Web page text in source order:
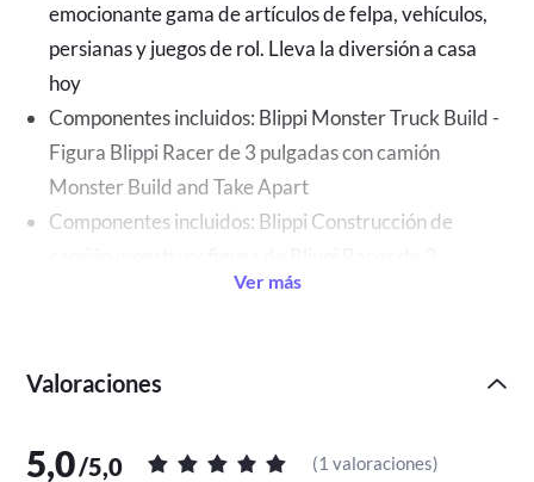
emocionante gama de artículos de felpa, vehículos,
persianas y juegos de rol. Lleva la diversión a casa
hoy
Componentes incluidos: Blippi Monster Truck Build -
Figura Blippi Racer de 3 pulgadas con camión
Monster Build and Take Apart
Componentes incluidos: Blippi Construcción de
pulgadas con camión Monster Build and Take Apart
Ver más
Valoraciones
5,0/5,0 (1 valoraciones)